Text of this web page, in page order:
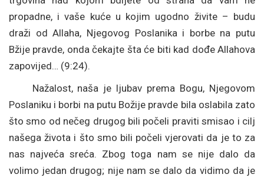
propadne, i vaše kuće u kojim ugodno živite – budu
draži od Allaha, Njegovog Poslanika i borbe na putu
Bžije pravde, onda čekajte šta će biti kad dođe Allahova
zapovijed… (9:24).
Nažalost, naša je ljubav prema Bogu, Njegovom
Poslaniku i borbi na putu Božije pravde bila oslabila zato
što smo od nečeg drugog bili počeli praviti smisao i cilj
našega života i što smo bili počeli vjerovati da je to za
nas najveća sreća. Zbog toga nam se nije dalo da
volimo jedan drugog; nije nam se dalo da vidimo da je